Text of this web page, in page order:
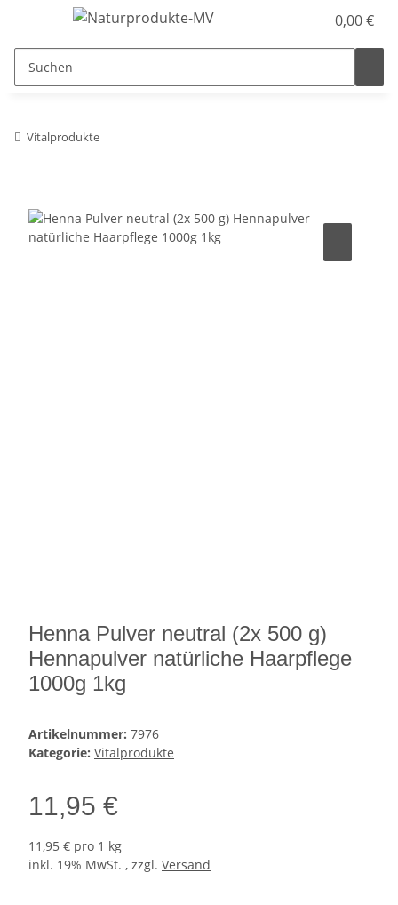
0,00 €
Vitalprodukte
Henna Pulver neutral (2x 500 g)
Hennapulver natürliche Haarpflege
1000g 1kg
Artikelnummer: 7976
Kategorie: Vitalprodukte
11,95 €
11,95 € pro 1 kg
inkl. 19% MwSt. , zzgl. Versand